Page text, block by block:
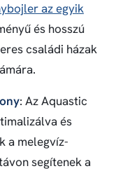
az egyik
és hosszú
családi házak
: Az Aquastic
és
a melegvíz-
segítenek a